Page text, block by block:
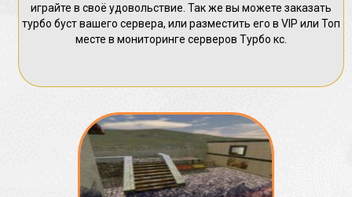
играйте в своё удовольствие. Так же вы можете заказать
турбо буст вашего сервера, или разместить его в VIP или Топ
месте в мониторинге серверов Турбо кс.